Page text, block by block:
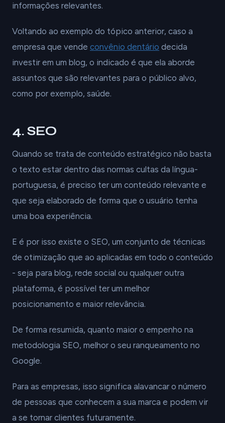
informações relevantes.
Voltando ao exemplo do tópico anterior, caso a
empresa que vende convênio dentário decida
investir em um blog, o indicado é que ela aborde
assuntos que são relevantes para o público alvo,
como por exemplo, saúde.
4. SEO
Quando se trata de conteúdo estratégico não basta
o texto estar dentro das normas cultas da língua-
portuguesa, é preciso ter um conteúdo relevante e
que seja elaborado de forma que o usuário tenha
uma boa experiência.
E é por isso existe o SEO, um conjunto de técnicas
de otimização que ao aplicadas em todo o conteúdo
- seja para blog, rede social ou qualquer outra
plataforma, é possível ter um melhor
posicionamento e maior relevância.
De forma resumida, quanto maior o empenho na
metodologia SEO, melhor o seu ranqueamento no
Google.
Para as empresas, isso significa alavancar o número
de pessoas que conhecem a sua marca e podem vir
a se tornar clientes futuramente.